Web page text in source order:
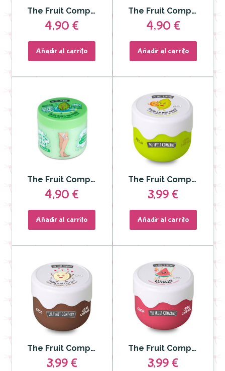
The Fruit Company - Exfoliante y Jabon Corporal Sandía 2en1 400 gr
4,90 €
Añadir al carrito
The Fruit Company - Exfoliante y Jabon Corporal Piña 2en1 400 gr
4,90 €
Añadir al carrito
The Fruit Company - Exfoliante y Jabon Corporal Melón 2en1 400 gr
4,90 €
Añadir al carrito
The Fruit Company - Crema Corporal Melón Efecto Seda 200 ml
3,99 €
Añadir al carrito
The Fruit Company - Crema Corporal Coco Efecto Seda 200 ml
3,99 €
The Fruit Company - Crema Corporal Sandía Efecto Seda 200 ml
3,99 €